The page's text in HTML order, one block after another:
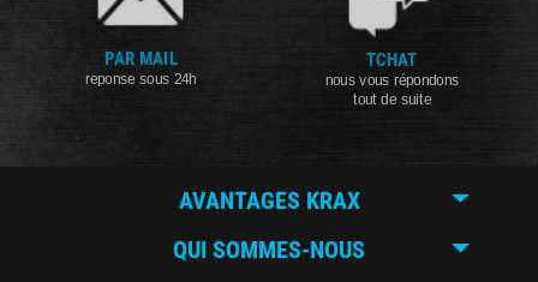
PAR MAIL
reponse sous 24h
TCHAT
nous vous répondons
tout de suite
AVANTAGES KRAX
QUI SOMMES-NOUS